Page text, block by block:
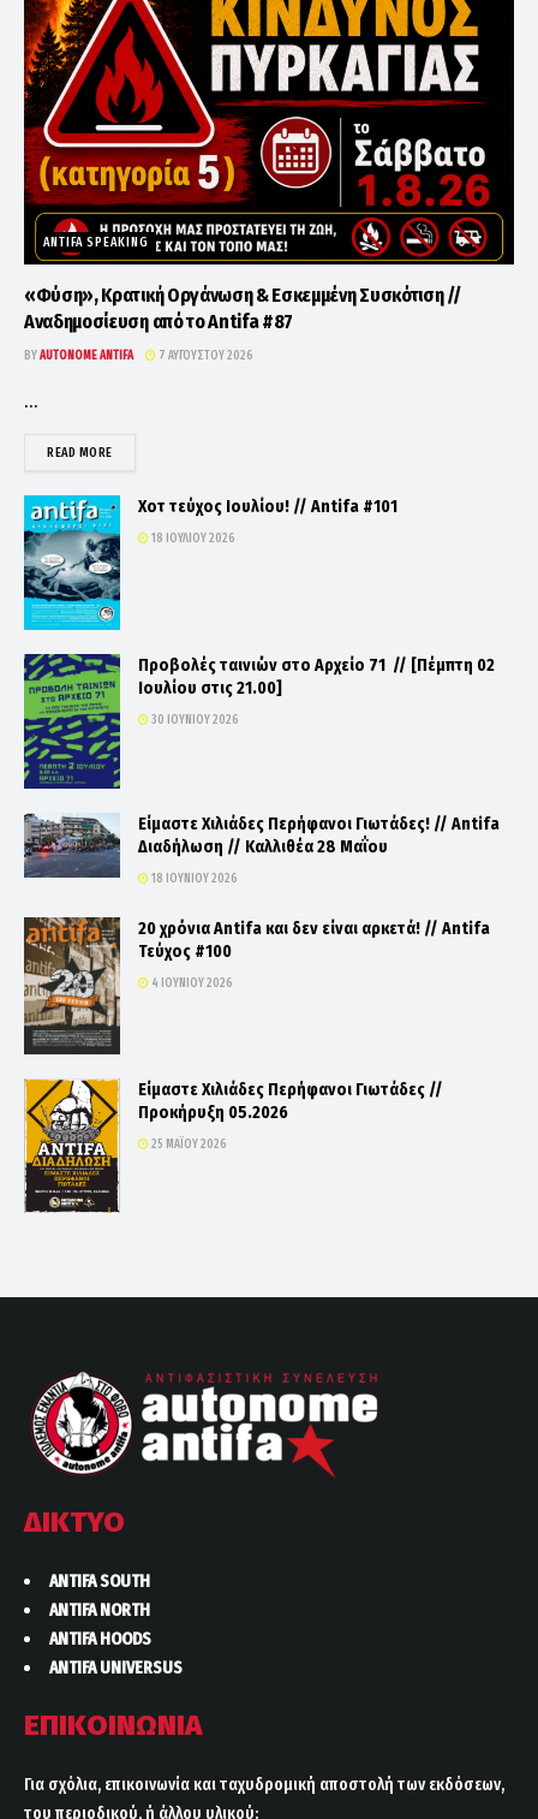
ANTIFA SPEAKING
«Φύση», Κρατική Οργάνωση & Εσκεμμένη Συσκότιση //
Αναδημοσίευση από το Antifa #87
BYAUTONOME ANTIFA 7 ΑΥΓΟΎΣΤΟΥ 2026
...
READ MOREDETAILS
Χοτ τεύχος Ιουλίου! // Antifa #101
18 ΙΟΥΛΊΟΥ 2026
Προβολές ταινιών στο Αρχείο 71 // [Πέμπτη 02
Ιουλίου στις 21.00]
30 ΙΟΥΝΊΟΥ 2026
Είμαστε Χιλιάδες Περήφανοι Γιωτάδες! // Antifa
Διαδήλωση // Καλλιθέα 28 Μαΐου
18 ΙΟΥΝΊΟΥ 2026
20 χρόνια Antifa και δεν είναι αρκετά! // Antifa
Τεύχος #100
4 ΙΟΥΝΊΟΥ 2026
Είμαστε Χιλιάδες Περήφανοι Γιωτάδες //
Προκήρυξη 05.2026
25 ΜΑΪ́ΟΥ 2026
ΔΙΚΤΥΟ
ANTIFA SOUTH
ANTIFA NORTH
ANTIFA HOODS
ANTIFA UNIVERSUS
ΕΠΙΚΟΙΝΩΝΙΑ
Για σχόλια, επικοινωνία και ταχυδρομική αποστολή των εκδόσεων,
του περιοδικού, ή άλλου υλικού: